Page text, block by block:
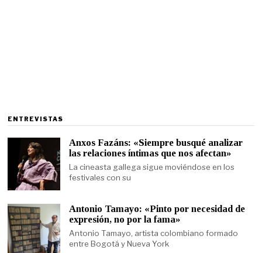
ENTREVISTAS
Anxos Fazáns: «Siempre busqué analizar
las relaciones íntimas que nos afectan»
La cineasta gallega sigue moviéndose en los
festivales con su
Antonio Tamayo: «Pinto por necesidad de
expresión, no por la fama»
Antonio Tamayo, artista colombiano formado
entre Bogotá y Nueva York